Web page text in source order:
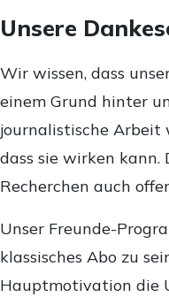
Unsere
Wir wissen, dass
einem Grund hinter
journalistische Arbeit
dass sie wirken kann.
Recherchen auch
Unser Freunde-
klassisches Abo zu
Hauptmotivation die